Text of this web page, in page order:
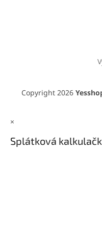
Copyright 2026
×
Splátková